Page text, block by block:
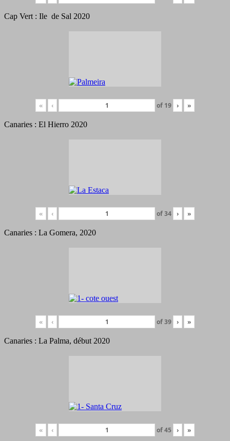
Cap Vert : Ile de Sal 2020
« ‹ of 19 › »
Canaries : El Hierro 2020
« ‹ of34 › »
Canaries : La Gomera, 2020
« ‹ of39 › »
Canaries : La Palma, début 2020
« ‹ of45 › »